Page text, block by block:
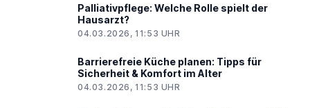
Palliativpflege: Welche Rolle spielt der
Hausarzt?
04.03.2026, 11:53 UHR
Barrierefreie Küche planen: Tipps für
Sicherheit & Komfort im Alter
04.03.2026, 11:53 UHR